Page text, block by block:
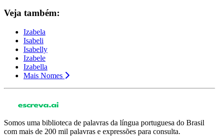
Veja também:
Izabela
Isabeli
Isabelly
Izabele
Izabella
Mais Nomes
Somos uma biblioteca de palavras da língua portuguesa do Brasil
com mais de 200 mil palavras e expressões para consulta.